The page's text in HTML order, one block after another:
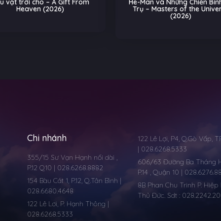
trời cho – A Gift From
Heaven (2026)
He-Man và Những Chiến Binh Vũ
Trụ – Masters of the Universe
(2026)
Chi nhánh
355/15 Sư Vạn Hạnh nối dài ,
P.12 Q10 | 028.6268.8882
154 Bàu Cát 1, P.12, Q.Tân Bình |
028.6680.4648
122 Lê Lơi, P. Hạnh Thông |
028.6268.5333
122 Lê Lợi, P4, Q.Gò Vấp,
| 028.6268.5333
606/63 Đường Ba Tháng
P.14 , Quận 10 |
8B Phan Chu Trinh P. Hiệp
Thủ Đức. Sdt :